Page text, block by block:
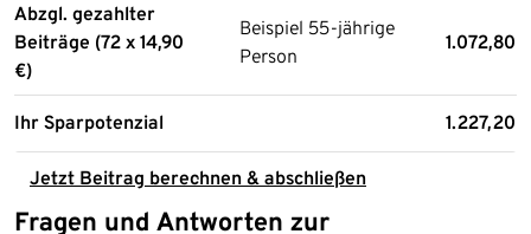
Abzgl. gezahlter
Beiträge (72 x 14,90
€)
Beispiel 55-jährige
Person
1.072,80 €
Ihr Sparpotenzial 1.227,20 €
Jetzt Beitrag berechnen & abschließen
Fragen und Antworten zur